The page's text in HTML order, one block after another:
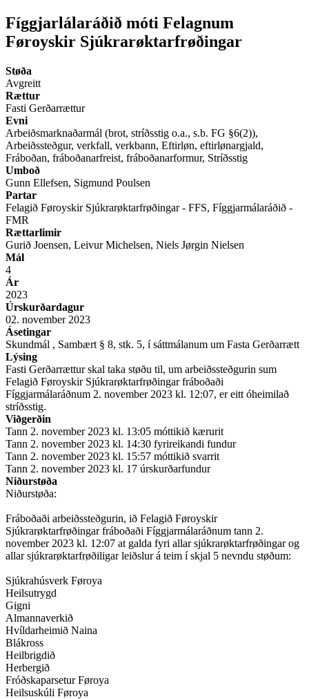
Fíggjarlálaráðið móti Felagnum
Føroyskir Sjúkrarøktarfrøðingar
Støða
Avgreitt
Rættur
Fasti Gerðarrættur
Evni
Arbeiðsmarknaðarmál (brot, stríðsstig o.a., s.b. FG §6(2)),
Arbeiðssteðgur, verkfall, verkbann, Eftirløn, eftirlønargjald,
Fráboðan, fráboðanarfreist, fráboðanarformur, Stríðsstig
Umboð
Gunn Ellefsen, Sigmund Poulsen
Partar
Felagið Føroyskir Sjúkrarøktarfrøðingar - FFS, Fíggjarmálaráðið -
FMR
Rættarlimir
Gurið Joensen, Leivur Michelsen, Niels Jørgin Nielsen
Mál
4
Ár
2023
Úrskurðardagur
02. november 2023
Ásetingar
Skundmál , Sambært § 8, stk. 5, í sáttmálanum um Fasta Gerðarrætt
Lýsing
Fasti Gerðarrættur skal taka støðu til, um arbeiðssteðgurin sum
Felagið Føroyskir Sjúkrarøktarfrøðingar fráboðaði
Fíggjarmálaráðnum 2. november 2023 kl. 12:07, er eitt óheimilað
stríðsstig.
Viðgerðin
Tann 2. november 2023 kl. 13:05 móttikið kærurit
Tann 2. november 2023 kl. 14:30 fyrireikandi fundur
Tann 2. november 2023 kl. 15:57 móttikið svarrit
Tann 2. november 2023 kl. 17 úrskurðarfundur
Niðurstøða
Niðurstøða:
Fráboðaði arbeiðssteðgurin, ið Felagið Føroyskir
Sjúkrarøktarfrøðingar fráboðaði Fíggjarmálaráðnum tann 2.
november 2023 kl. 12:07 at galda fyri allar sjúkrarøktarfrøðingar og
allar sjúkrarøktarfrøðiligar leiðslur á teim í skjal 5 nevndu støðum:
Sjúkrahúsverk Føroya
Heilsutrygd
Gigni
Almannaverkið
Hvíldarheimið Naina
Blákross
Heilbrigdið
Herbergið
Fróðskaparsetur Føroya
Heilsuskúli Føroya